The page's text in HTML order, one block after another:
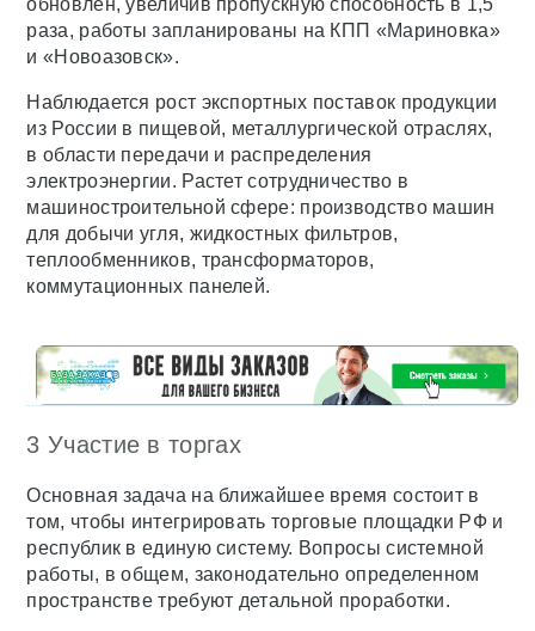
раза, работы запланированы на КПП «Мариновка»
и «Новоазовск».
Наблюдается рост экспортных поставок продукции
из России в пищевой, металлургической отраслях,
в области передачи и распределения
электроэнергии. Растет сотрудничество в
машиностроительной сфере: производство машин
для добычи угля, жидкостных фильтров,
теплообменников, трансформаторов,
коммутационных панелей.
3 Участие в торгах
Основная задача на ближайшее время состоит в
том, чтобы интегрировать торговые площадки РФ и
республик в единую систему. Вопросы системной
работы, в общем, законодательно определенном
пространстве требуют детальной проработки.